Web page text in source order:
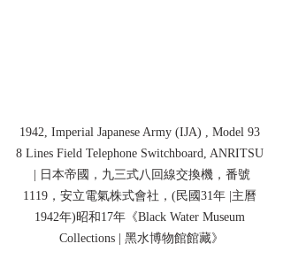
1942, Imperial Japanese Army (IJA) , Model 93
8 Lines Field Telephone Switchboard, ANRITSU
| 日本帝國，九三式八回線交換機，番號
1119，安立電氣株式會社，(民國31年 |主曆
1942年)昭和17年《Black Water Museum
Collections | 黑水博物館館藏》